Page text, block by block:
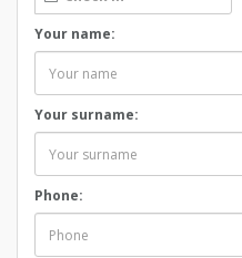
Your name:
Your surname:
Phone: